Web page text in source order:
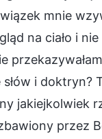
mnie
na ciało i nie
i doktryn?
jakiejkolwiek
przez